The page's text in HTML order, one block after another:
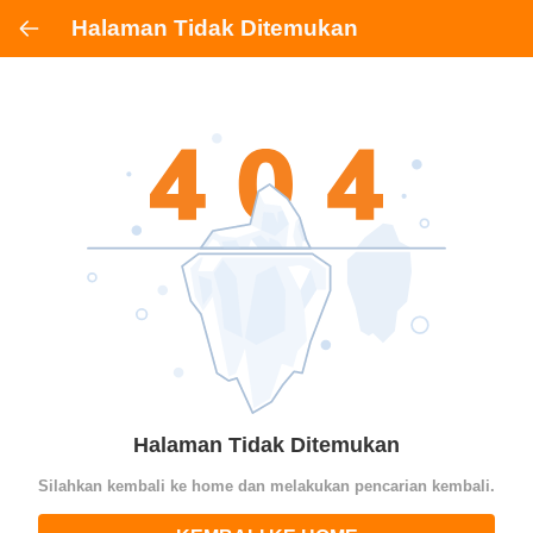
Halaman Tidak Ditemukan
Halaman Tidak Ditemukan
Silahkan kembali ke home dan melakukan pencarian kembali.